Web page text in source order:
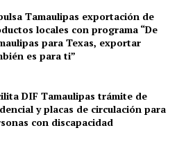
Tamaulipas exportación de
locales con programa “De
para Texas, exportar
es para ti”
DIF Tamaulipas trámite de
y placas de circulación para
con discapacidad